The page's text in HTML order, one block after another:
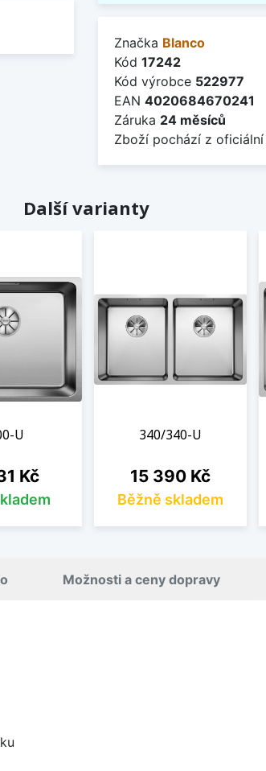
Značka Blanco
Kód 17242
Kód výrobce 522977
EAN 4020684670241
Záruka 24 měsíců
Zboží pochází z
Další varianty
U
Kč
340/340-U
Cena
15 390 Kč
Běžně skladem
Možnosti a ceny dopravy